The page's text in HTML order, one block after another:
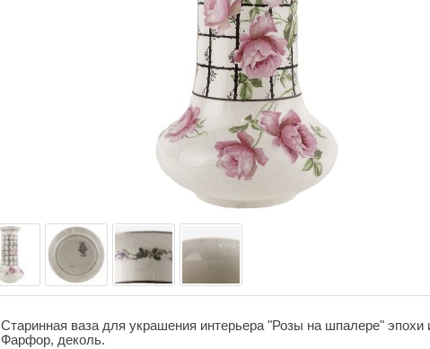
Старинная ваза для украшения интерьера "Розы на шпалере" эпохи
Фарфор, деколь.